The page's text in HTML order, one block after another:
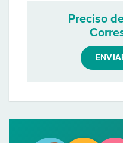
Preciso